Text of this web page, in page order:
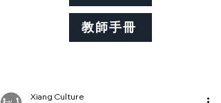
教師手冊
Xiang Culture